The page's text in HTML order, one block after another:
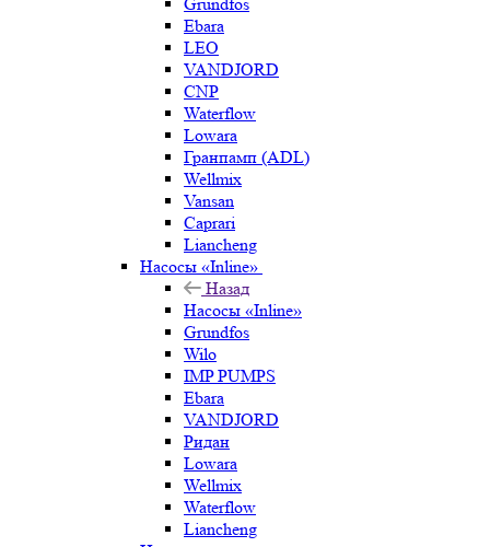
Ebara
LEO
VANDJORD
CNP
Waterflow
Lowara
Гранпамп (ADL)
Wellmix
Vansan
Caprari
Liancheng
Насосы «Inline»
Назад
Насосы «Inline»
Grundfos
Wilo
IMP PUMPS
Ebara
VANDJORD
Ридан
Lowara
Wellmix
Waterflow
Liancheng